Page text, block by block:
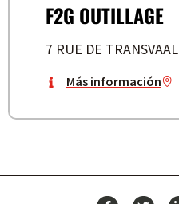
F2G OUTILLAGE
7 RUE DE TRANSVAAL
Más información